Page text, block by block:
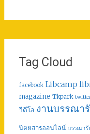
Tag Cloud
facebook Libcamp
magazine Tkpark
วีดีโอ งานบรรณา
นิตยสารออนไลน์ บรรณารั